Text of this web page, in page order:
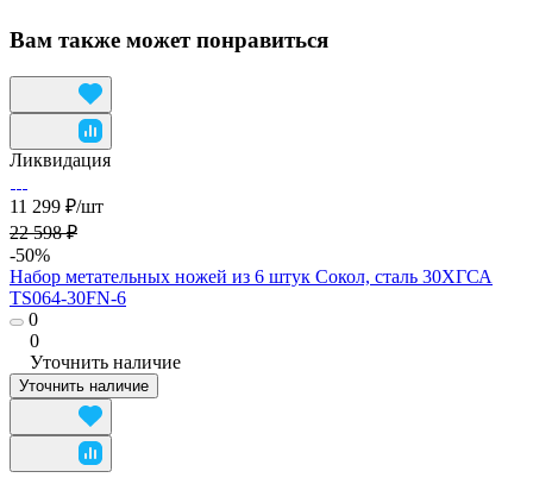
Вам также может понравиться
Ликвидация
11 299 ₽/шт
22 598 ₽
-50%
Набор метательных ножей из 6 штук Сокол, сталь 30ХГСА
TS064-30FN-6
0
0
Уточнить наличие
Уточнить наличие